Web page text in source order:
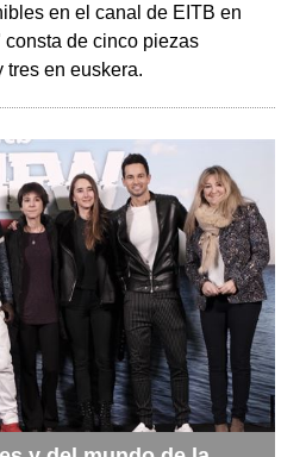
en el canal de EITB en
de cinco piezas
en euskera.